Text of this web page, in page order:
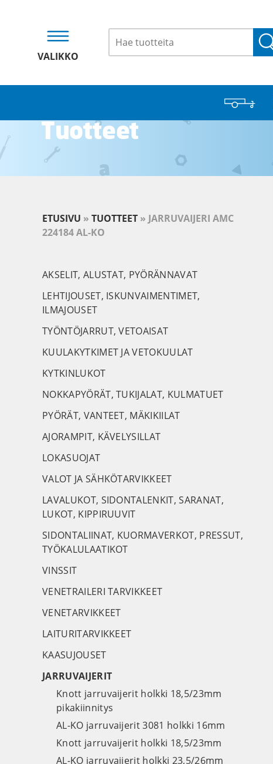
VALIKKO
Tuotteet
ETUSIVU » TUOTTEET » JARRUVAIJERI AMC
224184 AL-KO
AKSELIT, ALUSTAT, PYÖRÄNNAVAT
LEHTIJOUSET, ISKUNVAIMENTIMET,
ILMAJOUSET
TYÖNTÖJARRUT, VETOAISAT
KUULAKYTKIMET JA VETOKUULAT
KYTKINLUKOT
NOKKAPYÖRÄT, TUKIJALAT, KULMATUET
PYÖRÄT, VANTEET, MÄKIKIILAT
AJORAMPIT, KÄVELYSILLAT
LOKASUOJAT
VALOT JA SÄHKÖTARVIKKEET
LAVALUKOT, SIDONTALENKIT, SARANAT,
LUKOT, KIPPIRUUVIT
SIDONTALIINAT, KUORMAVERKOT, PRESSUT,
TYÖKALULAATIKOT
VINSSIT
VENETRAILERI TARVIKKEET
VENETARVIKKEET
LAITURITARVIKKEET
KAASUJOUSET
JARRUVAIJERIT
Knott jarruvaijerit holkki 18,5/23mm
pikakiinnitys
AL-KO jarruvaijerit 3081 holkki 16mm
Knott jarruvaijerit holkki 18,5/23mm
AL-KO jarruvaijerit holkki 23,5/26mm